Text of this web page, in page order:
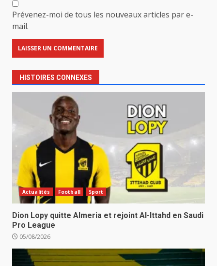
Prévenez-moi de tous les nouveaux articles par e-
mail.
HISTOIRES CONNEXES
Actualités Football Sport
Dion Lopy quitte Almeria et rejoint Al-Ittahd en Saudi
Pro League
05/08/2026